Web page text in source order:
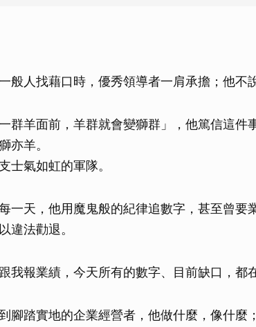
般人找藉口時，優秀領導者一肩承擔；他不
群羊面前，羊群就會變獅群」，他篤信這件
亦羊。
士氣如虹的軍隊。
一天，他用魔鬼般的紀律追數字，甚至曾要
違法勸退。
我報業績，今天所有的數字、目前缺口，都
腳踏實地的企業經營者，他做什麼，像什麼